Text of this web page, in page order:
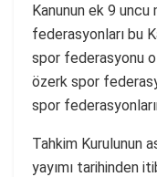
Kanunun ek 9
federasyonları bu
spor federasyonu
özerk spor
spor
Tahkim Kurulunun
yayımı tarihinden